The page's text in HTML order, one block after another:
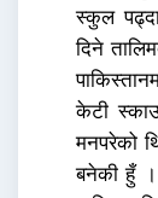
स्कुल
दिने
केटी
मनपरेको
बनेकी हुँ